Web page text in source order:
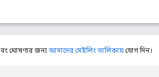
ঘোষণার জন্যআমাদের মেইলিং তালিকায়যোগ দিন।